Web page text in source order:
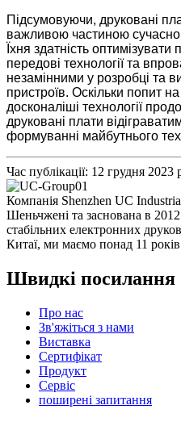
Підсумовуючи, друковані
важливою частиною
Їхня здатність оптимізувати
передові технології та
незамінними у розробці та
пристроїв. Оскільки попит
досконаліші технології
друковані плати
формуванні майбутнього
Час публікації: 12 грудня 2023
Компанія Shenzhen UC
Шеньчжені та заснована в
стабільних електронних
Китаї, ми маємо понад 11 років
Швидкі посилання
Про нас
Зв'яжіться з нами
Виставка
Сертифікат
Продукт
Сервіс
поширені запитання